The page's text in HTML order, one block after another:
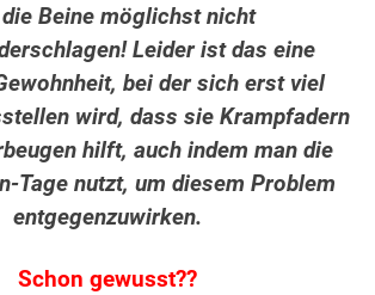
Beine möglichst nicht
Leider ist das eine
bei der sich erst viel
wird, dass sie Krampfadern
hilft, auch indem man die
Tage nutzt, um diesem Problem
entgegenzuwirken.
Schon gewusst??